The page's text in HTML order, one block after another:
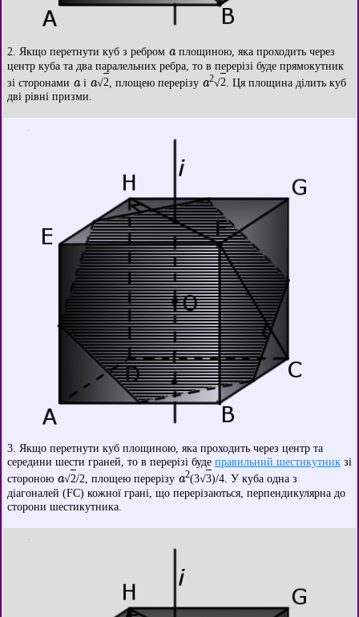
2. Якщо перетнути куб з ребром aплощиною, яка проходить через
центр куба та два паралельних ребра, то в перерізі буде прямокутник
зі сторонами aі a√2 , площею перерізу a2√2 . Ця площина ділить куб
дві рівні призми.
3. Якщо перетнути куб площиною, яка проходить через центр та
середини шести граней, то в перерізі буде правильний шестикутник зі
стороною a√2/2, площею перерізу a2(3√3)/4. У куба одна з
діагоналей (FC) кожної грані, що перерізаються, перпендикулярна до
сторони шестикутника.